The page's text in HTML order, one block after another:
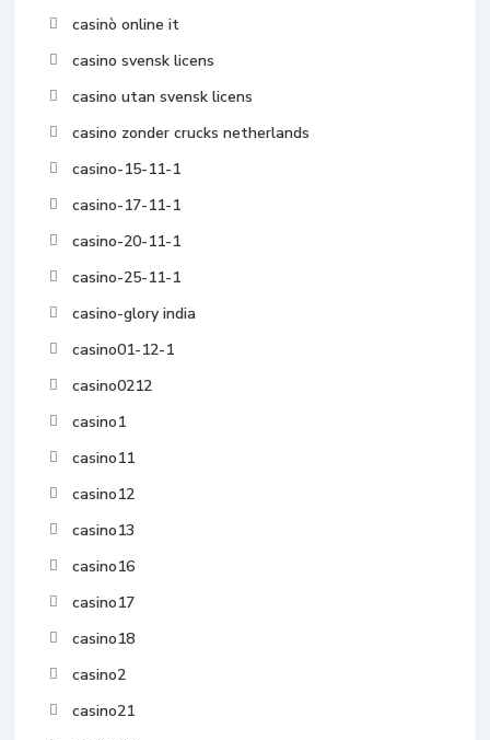
casinò online it
casino svensk licens
casino utan svensk licens
casino zonder crucks netherlands
casino-15-11-1
casino-17-11-1
casino-20-11-1
casino-25-11-1
casino-glory india
casino01-12-1
casino0212
casino1
casino11
casino12
casino13
casino16
casino17
casino18
casino2
casino21